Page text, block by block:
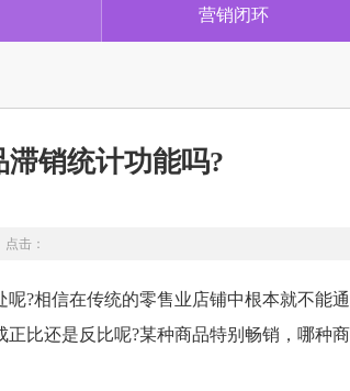
营销闭环
销统计功能吗?
点击：
?相信在传统的零售业店铺中根本就不能
比还是反比呢?某种商品特别畅销，哪种